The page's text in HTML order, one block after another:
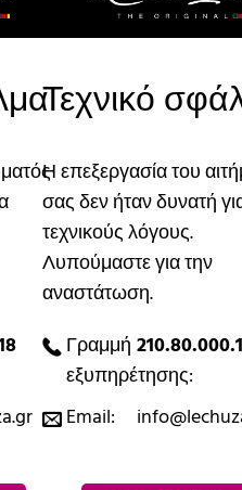
Τεχνικό
Η επεξεργασία του
σας δεν ήταν δυνατή
τεχνικούς λόγους.
Λυπούμαστε για την
αναστάτωση.
Γραμμή
εξυπηρέτησης:
Email: